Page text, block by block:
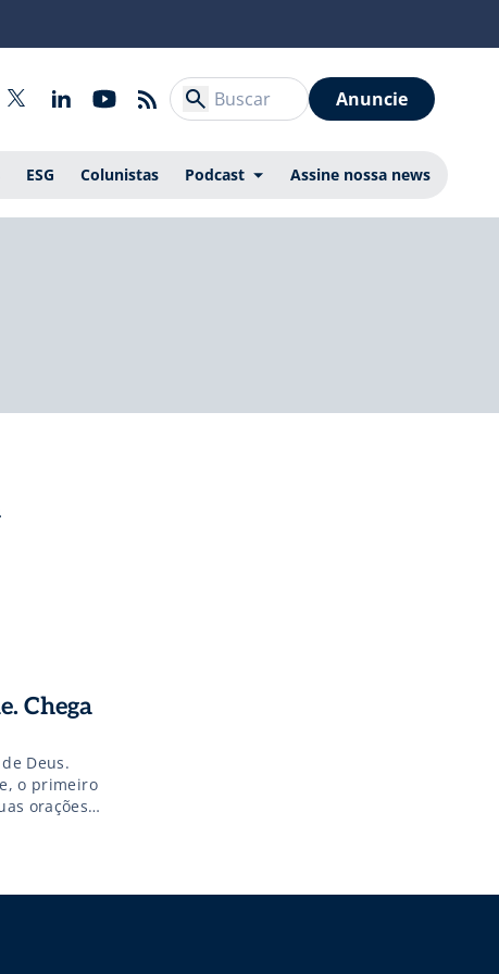
Anuncie
ESG Colunistas Podcast Assine nossa news
Chega
Deus.
o primeiro
orações